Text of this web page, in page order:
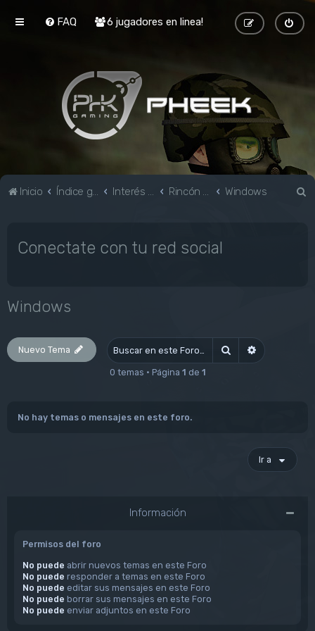
FAQ 6 jugadores en linea!
Inicio Índice general Interés general Rincón Geek Windows
Conectate con tu red social
Windows
Nuevo Tema Buscar Búsqueda
0 temas • Página 1 de 1
No hay temas o mensajes en este foro.
Ir a
Información
Permisos del foro
No puede abrir nuevos temas en este Foro
No puede responder a temas en este Foro
No puede editar sus mensajes en este Foro
No puede borrar sus mensajes en este Foro
No puede enviar adjuntos en este Foro